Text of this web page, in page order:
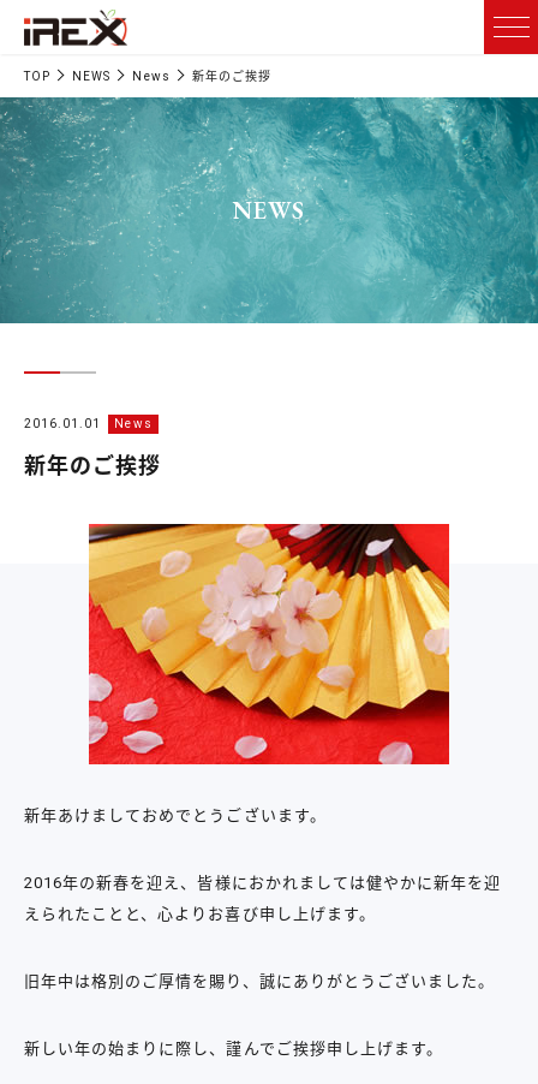
TOP NEWS News 新年のご挨拶
NEWS
2016.01.01 News
新年のご挨拶
新年あけましておめでとうございます。
2016年の新春を迎え、皆様におかれましては健やかに新年を迎
えられたことと、心よりお喜び申し上げます。
旧年中は格別のご厚情を賜り、誠にありがとうございました。
新しい年の始まりに際し、謹んでご挨拶申し上げます。